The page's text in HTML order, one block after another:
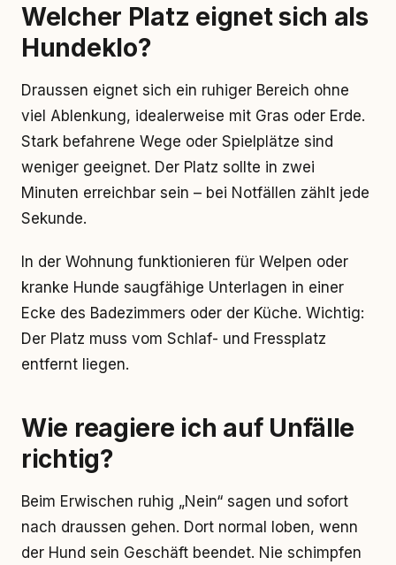
Welcher Platz eignet sich als
Hundeklo?
Draussen eignet sich ein ruhiger Bereich ohne
viel Ablenkung, idealerweise mit Gras oder Erde.
Stark befahrene Wege oder Spielplätze sind
weniger geeignet. Der Platz sollte in zwei
Minuten erreichbar sein – bei Notfällen zählt jede
Sekunde.
In der Wohnung funktionieren für Welpen oder
kranke Hunde saugfähige Unterlagen in einer
Ecke des Badezimmers oder der Küche. Wichtig:
Der Platz muss vom Schlaf- und Fressplatz
entfernt liegen.
Wie reagiere ich auf Unfälle
richtig?
Beim Erwischen ruhig „Nein“ sagen und sofort
nach draussen gehen. Dort normal loben, wenn
der Hund sein Geschäft beendet. Nie schimpfen